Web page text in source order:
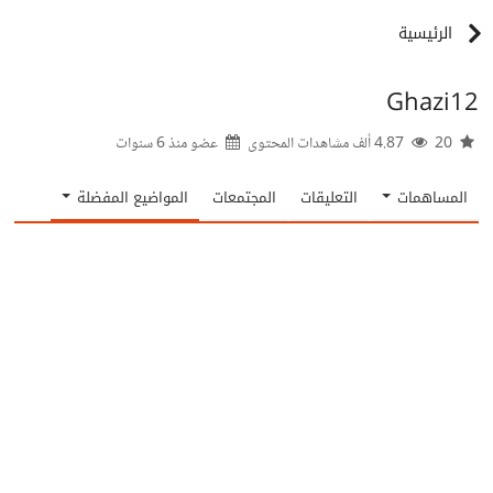
الرئيسية
Ghazi12
عضو منذ6 سنوات
المساهمات التعليقات المجتمعات المواضيع المفضلة